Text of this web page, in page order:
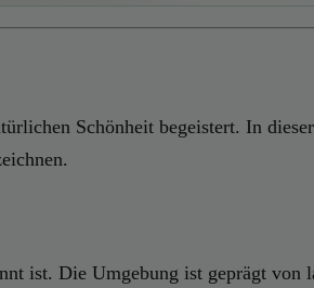
Schönheit begeistert. In
ist. Die Umgebung ist geprägt von